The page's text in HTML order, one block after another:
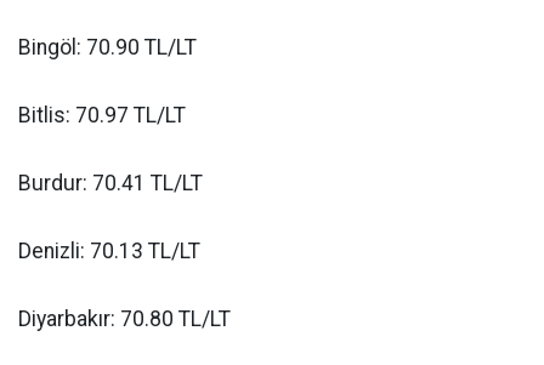
Bingöl: 70.90 TL/LT
Bitlis: 70.97 TL/LT
Burdur: 70.41 TL/LT
Denizli: 70.13 TL/LT
Diyarbakır: 70.80 TL/LT